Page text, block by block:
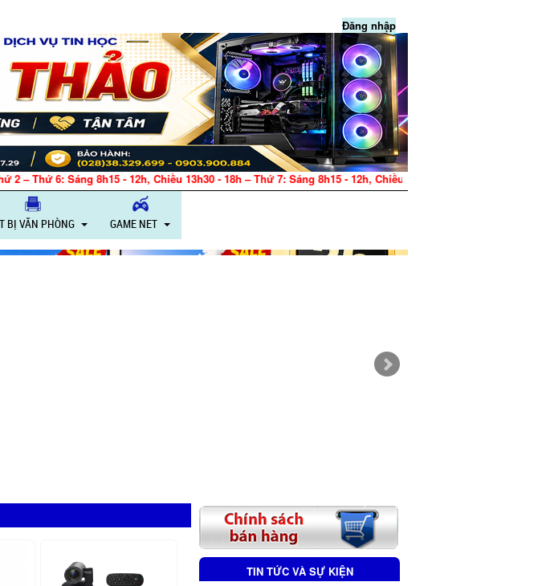
Đăng nhập
Chiều 13h30 - 18h – Thứ 7: Sáng 8h15 - 12h, Chiều 13h30 - 17h – CN: Nghỉ
BỊ VĂN PHÒNG GAME NET
TIN TỨC VÀ SỰ KIỆN